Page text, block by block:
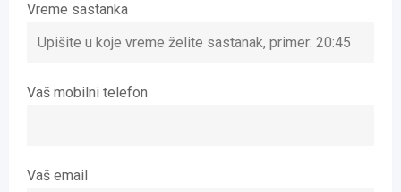
Vreme sastanka
Vaš mobilni telefon
Vaš email